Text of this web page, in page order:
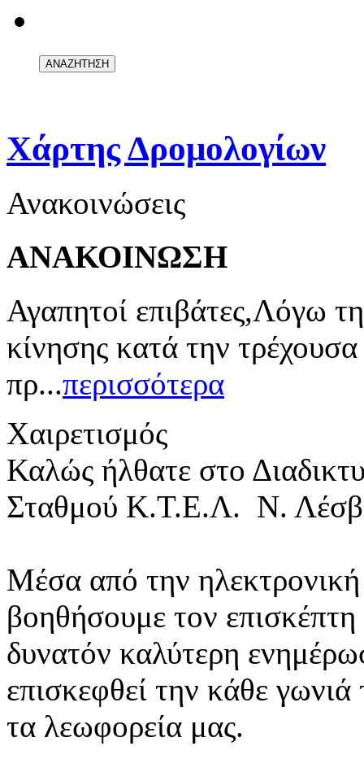
Χάρτης Δρομολογίων
Ανακοινώσεις
ΑΝΑΚΟΙΝΩΣΗ
Αγαπητοί επιβάτες,Λόγω
κίνησης κατά την
πρ...περισσότερα
Χαιρετισμός
Καλώς ήλθατε στο
Σταθμού Κ.Τ.Ε.Λ. Ν.
Μέσα από την ηλεκτρονική
βοηθήσουμε τον
δυνατόν καλύτερη
επισκεφθεί την κάθε
τα λεωφορεία μας.